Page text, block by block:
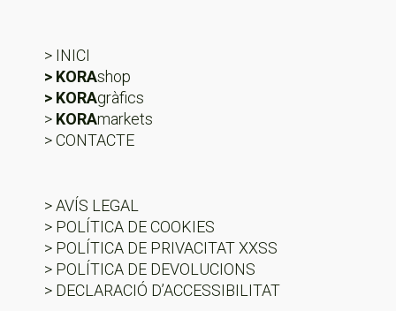
> INICI
> KORAshop
> KORAgràfics
> KORAmarkets
> CONTACTE
> AVÍS LEGAL
> POLÍTICA DE COOKIES
> POLÍTICA DE PRIVACITAT XXSS
> POLÍTICA DE DEVOLUCIONS
> DECLARACIÓ D’ACCESSIBILITAT